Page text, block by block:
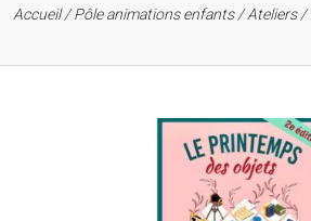
Accueil/ Pôle animations enfants/Ateliers/